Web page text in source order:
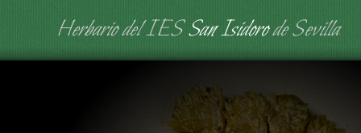
Herbario del IESSan Isidorode Sevilla